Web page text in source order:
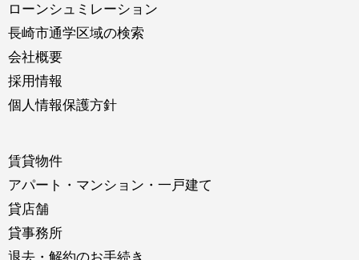
ローンシュミレーション
長崎市通学区域の検索
会社概要
採用情報
個人情報保護方針
賃貸物件
アパート・マンション・一戸建て
貸店舗
貸事務所